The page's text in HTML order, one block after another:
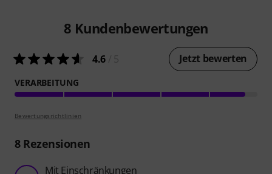
8 Kundenbewertungen
4.6 Jetzt bewerten
VERARBEITUNG
Bewertungsrichtlinien
8Rezensionen
Mit Einschränkungen